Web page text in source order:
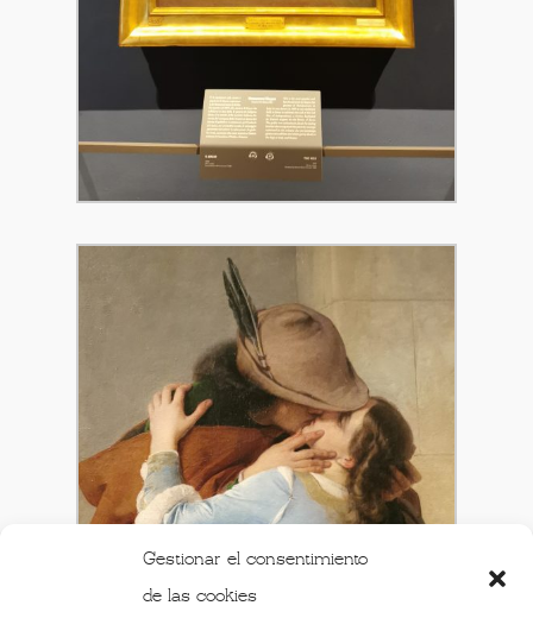
Gestionar el consentimiento
de las cookies